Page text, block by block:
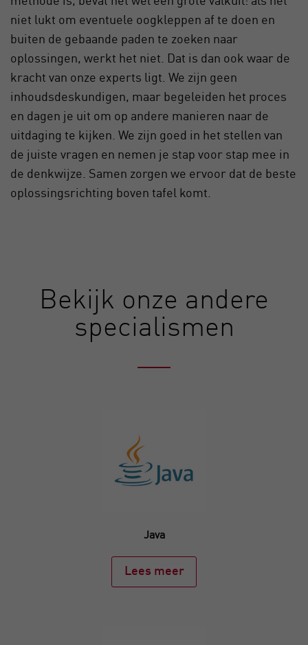
niet lukt om eventuele oogkleppen af te doen en
buiten de gebaande paden te zoeken naar
oplossingen, werkt het niet. Dat is dan ook waar de
kracht van onze experts ligt. We zijn geen
inhoudsdeskundigen, maar begeleiden het proces
en dagen je uit om op andere manieren naar de
uitdaging te kijken. We zijn goed in het stellen van
de juiste vragen en nemen je stap voor stap mee in
de denkwijze. Samen zorgen we ervoor dat de beste
oplossingsrichting boven tafel komt.
Bekijk onze andere
specialismen
Java
Lees meer